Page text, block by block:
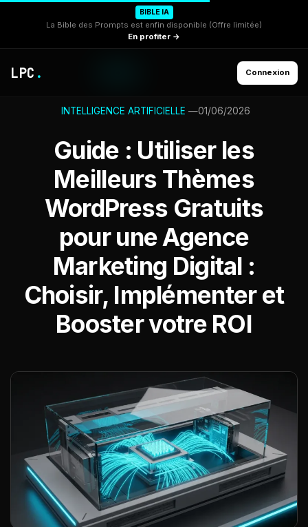
BIBLE IA
La Bible des Prompts est enfin disponible (Offre limitée)
En profiter →
LPC . Connexion
INTELLIGENCE ARTIFICIELLE —01/06/2026
Guide : Utiliser les
Meilleurs Thèmes
WordPress Gratuits
pour une Agence
Marketing Digital :
Choisir, Implémenter et
Booster votre ROI